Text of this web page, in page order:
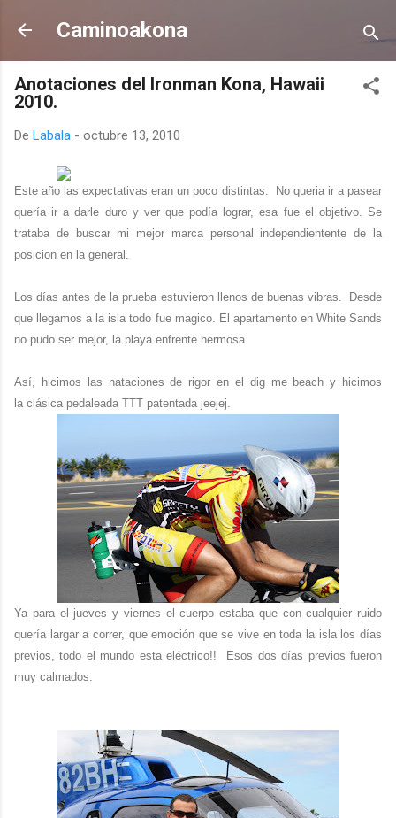
Ir al contenido principal
Caminoakona
Anotaciones del Ironman Kona, Hawaii
2010.
De Labala - octubre 13, 2010
Este año las expectativas eran un poco distintas. No queria ir a pasear
quería ir a darle duro y ver que podía lograr, esa fue el objetivo. Se
trataba de buscar mi mejor marca personal independientente de la
posicion en la general.
Los días antes de la prueba estuvieron llenos de buenas vibras. Desde
que llegamos a la isla todo fue magico. El apartamento en White Sands
no pudo ser mejor, la playa enfrente hermosa.
Así, hicimos las nataciones de rigor en el dig me beach y hicimos
la clásica pedaleada TTT patentada jeejej.
Ya para el jueves y viernes el cuerpo estaba que con cualquier ruido
quería largar a correr, que emoción que se vive en toda la isla los días
previos, todo el mundo esta eléctrico!! Esos dos días previos fueron
muy calmados.